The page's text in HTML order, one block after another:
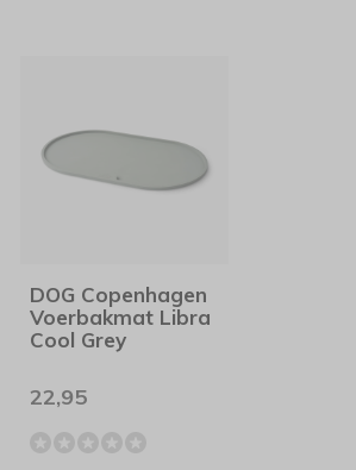
DOG Copenhagen
Voerbakmat Libra
Cool Grey
22,95